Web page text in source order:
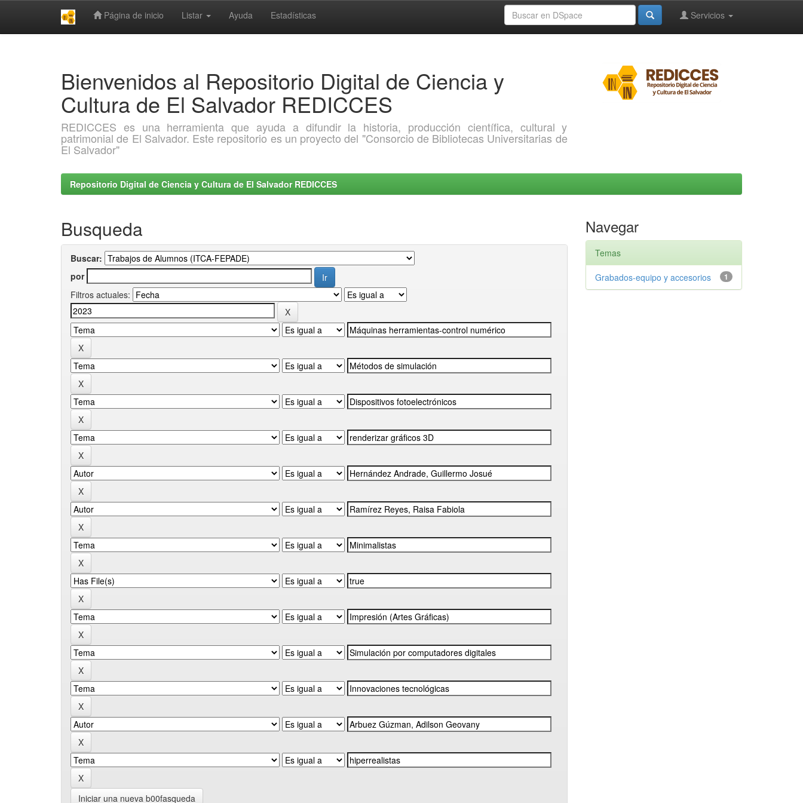
Página de inicio Listar Ayuda Estadísticas Servicios
Bienvenidos al Repositorio Digital de Ciencia y
Cultura de El Salvador REDICCES
REDICCES es una herramienta que ayuda a difundir la historia, producción científica, cultural y
patrimonial de El Salvador. Este repositorio es un proyecto del "Consorcio de Bibliotecas Universitarias de
El Salvador"
Repositorio Digital de Ciencia y Cultura de El Salvador REDICCES
Busqueda
Buscar:
por
Filtros actuales:
Iniciar una nueva b00fasqueda
Navegar
Temas
1
Grabados-equipo y accesorios